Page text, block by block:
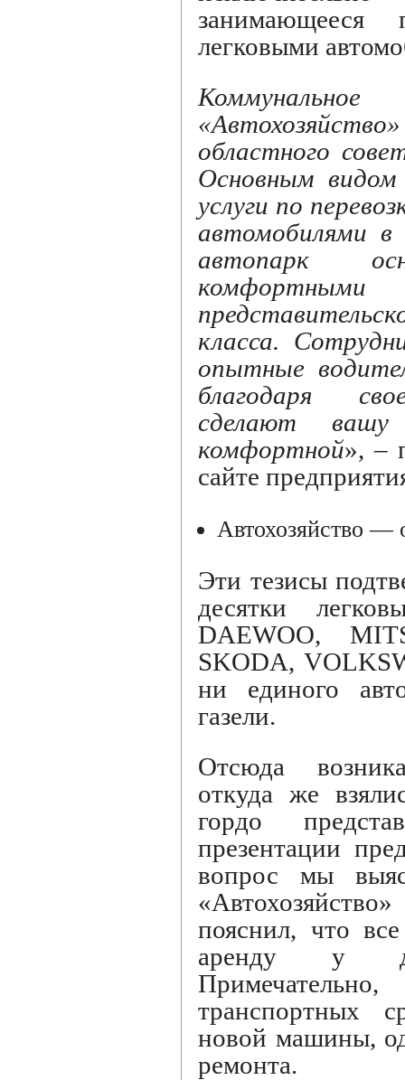
занимающееся
легковыми
областного
Основным видом
услуги по
автомобилями
автопарк
класса.
опытные
благодаря
сделают вашу
комфортной», –
сайте
Автохозяйство
Эти тезисы
десятки
DAEWOO,
SKODA,
ни единого
газели.
Отсюда
откуда же
гордо
презентации
вопрос мы
пояснил, что
аренду у
транспортных
новой машины,
ремонта.